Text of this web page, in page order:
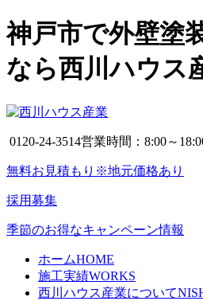
神戸市で外壁塗
なら西川ハウス
0120-24-3514営業時間：8:00～
無料お見積もり※地元価格あり
採用募集
季節のお得なキャンペーン情報
ホームHOME
施工実績WORKS
西川ハウス産業について